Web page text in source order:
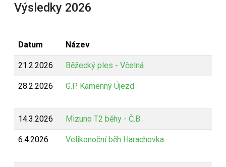
Výsledky 2026
Datum Název
21.2.2026 Běžecký ples - Včelná
28.2.2026 G.P. Kamenný Újezd
14.3.2026 Mizuno T2 běhy - Č.B.
6.4.2026 Velikonoční běh Harachovka